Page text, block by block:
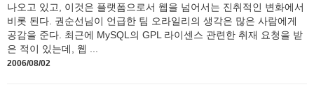
나오고 있고, 이것은 플랫폼으로서 웹을 넘어서는 진취적인 변화에서
비롯 된다. 권순선님이 언급한 팀 오라일리의 생각은 많은 사람에게
공감을 준다. 최근에 MySQL의 GPL 라이센스 관련한 취재 요청을 받
은 적이 있는데, 웹 ...
2006/08/02